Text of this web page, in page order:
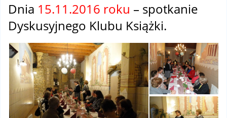
Dnia 15.11.2016 roku – spotkanie
Dyskusyjnego Klubu Książki.